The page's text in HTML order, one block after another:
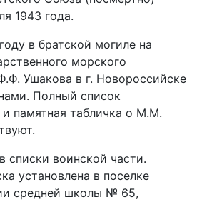
1943 года.
в братской могиле на
морского
Ушакова в г. Новороссийске
Полный список
и памятная табличка о М.М.
списки воинской части.
установлена в поселке
средней школы № 65,